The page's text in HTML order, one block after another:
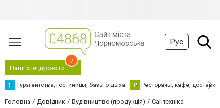
Рус
Наші спецпроєкти
7
Т Турагентства, гостиницы, базы отдыха Р Рестораны, кафе,
Головна Довідник Будівництво (продукція) Сантехніка